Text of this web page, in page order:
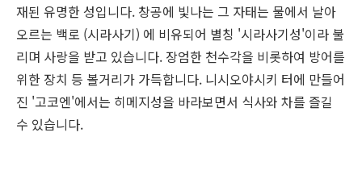
재된 유명한 성입니다. 창공에 빛나는 그 자태는 물에서 날아
오르는 백로 (시라사기) 에 비유되어 별칭 '시라사기성'이라 불
리며 사랑을 받고 있습니다. 장엄한 천수각을 비롯하여 방어를
위한 장치 등 볼거리가 가득합니다. 니시오야시키 터에 만들어
진 '고코엔'에서는 히메지성을 바라보면서 식사와 차를 즐길
수 있습니다.